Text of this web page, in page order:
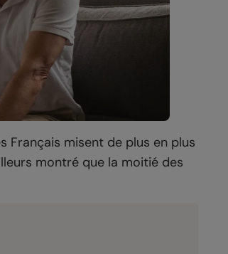
Français misent de plus en plus
montré que la moitié des